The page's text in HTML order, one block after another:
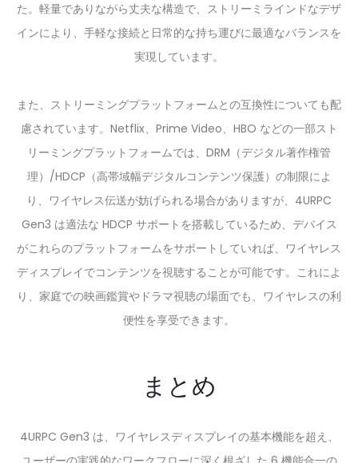
た。軽量でありながら丈夫な構造で、ストリーミラインドなデザ
インにより、手軽な接続と日常的な持ち運びに最適なバランスを
実現しています。
また、ストリーミングプラットフォームとの互換性についても配
慮されています。Netflix、Prime Video、HBO などの一部スト
リーミングプラットフォームでは、DRM（デジタル著作権管
理）/HDCP（高帯域幅デジタルコンテンツ保護）の制限によ
り、ワイヤレス伝送が妨げられる場合がありますが、4URPC
Gen3 は適法な HDCP サポートを搭載しているため、デバイス
がこれらのプラットフォームをサポートしていれば、ワイヤレス
ディスプレイでコンテンツを視聴することが可能です。これによ
り、家庭での映画鑑賞やドラマ視聴の場面でも、ワイヤレスの利
便性を享受できます。
まとめ
4URPC Gen3 は、ワイヤレスディスプレイの基本機能を超え、